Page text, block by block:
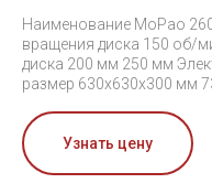
Наименование MoPao
вращения диска 150 об/
диска 200 мм 250 мм
размер 630x630x300 мм
Узнать цену